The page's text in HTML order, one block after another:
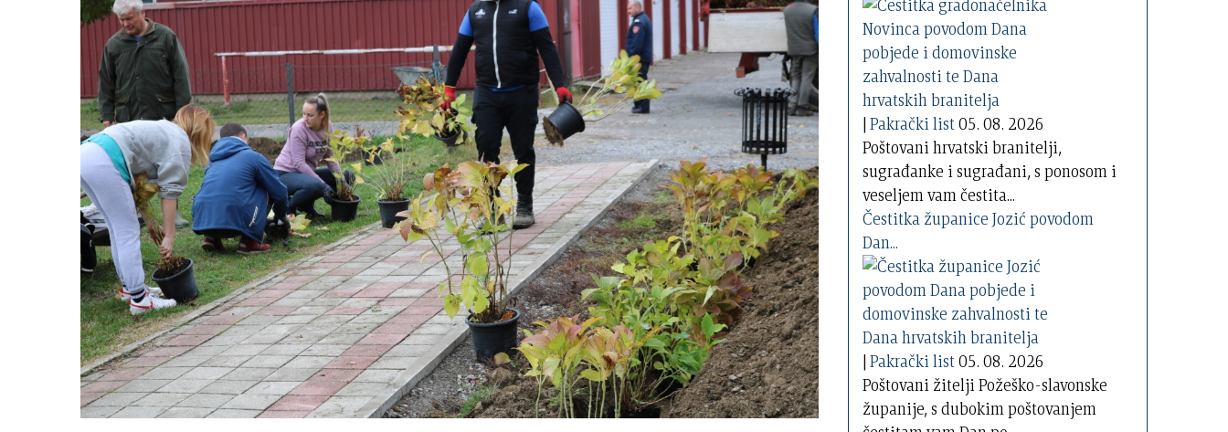
|Pakrački list05. 08. 2026
Poštovani hrvatski branitelji,
sugrađanke i sugrađani, s ponosom i
veseljem vam čestita...
Čestitka županice Jozić povodom
Dan...
|Pakrački list05. 08. 2026
Poštovani žitelji Požeško-slavonske
županije, s dubokim poštovanjem